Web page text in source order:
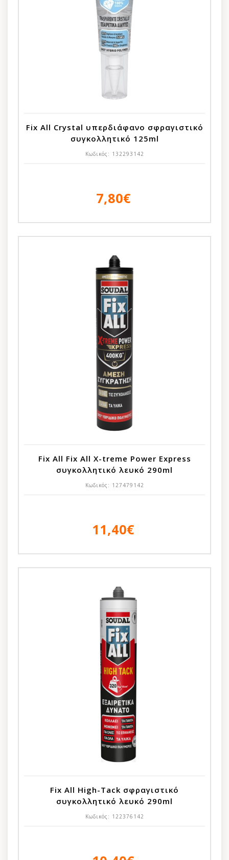
Fix All Crystal υπερδιάφανο σφραγιστικό
συγκολλητικό 125ml
Κωδικός: 132293142
7,80€
Fix All Fix All X-treme Power Express
συγκολλητικό λευκό 290ml
Κωδικός: 127479142
11,40€
Fix All High-Tack σφραγιστικό
συγκολλητικό λευκό 290ml
Κωδικός: 122376142